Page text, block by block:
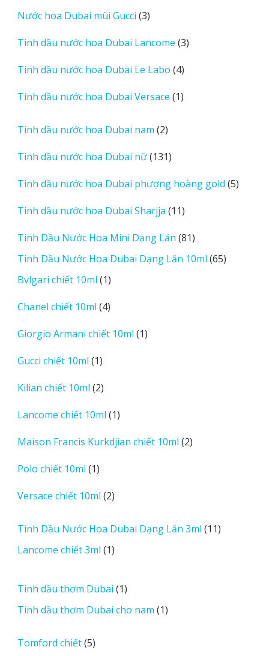
phẩm
Nước hoa Dubai mùi Gucci 33
phẩm
Tinh dầu nước hoa Dubai Lancome 33
Tinh dầu nước hoa Dubai Le Labo 44
phẩm
Tinh dầu nước hoa Dubai Versace 11
Tinh dầu nước hoa Dubai nam 22
phẩm
Tinh dầu nước hoa Dubai nữ 131131
phẩm
Tinh dầu nước hoa Dubai phượng hoàng gold 55
Tinh dầu nước hoa Dubai Sharjja 1111
phẩm
Tinh Dầu Nước Hoa Mini Dạng Lăn 8181
sản
phẩm
Tinh Dầu Nước Hoa Dubai Dạng Lăn 10ml 6565
Bvlgari chiết 10ml 11
phẩm
Chanel chiết 10ml 44
phẩm
Giorgio Armani chiết 10ml 11
Gucci chiết 10ml 11
phẩm
Kilian chiết 10ml 22
phẩm
Lancome chiết 10ml 11
phẩm
Maison Francis Kurkdjian chiết 10ml 22
Polo chiết 10ml 11
phẩm
Versace chiết 10ml 22
phẩm
Tinh Dầu Nước Hoa Dubai Dạng Lăn 3ml 1111
Lancome chiết 3ml 11
Tinh dầu thơm Dubai 11
phẩm
Tinh dầu thơm Dubai cho nam 11
Tomford chiết 55